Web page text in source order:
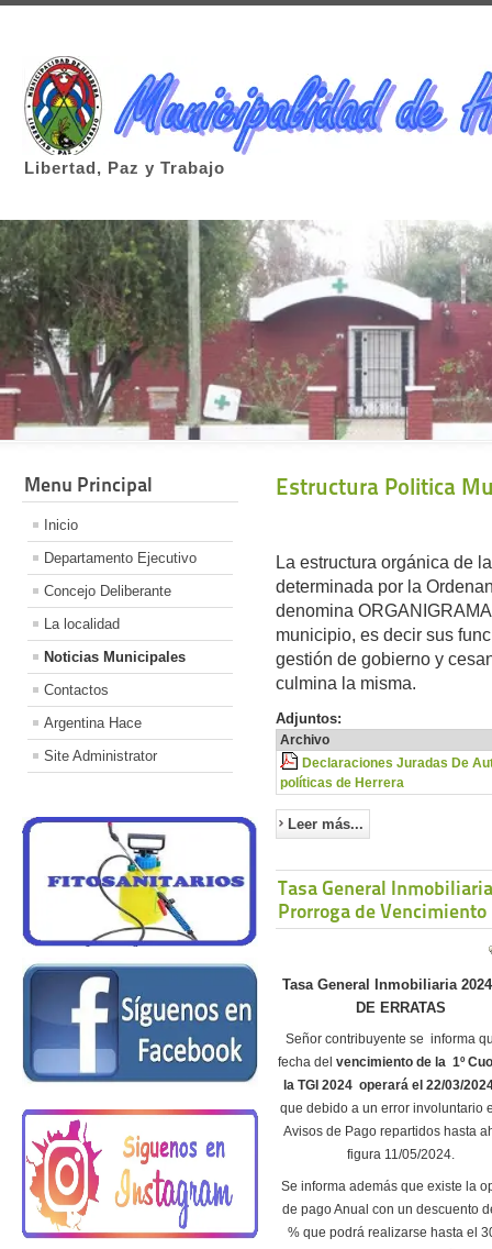
Libertad, Paz y Trabajo
Menu Principal
Inicio
Departamento Ejecutivo
Concejo Deliberante
La localidad
Noticias Municipales
Contactos
Argentina Hace
Site Administrator
Estructura Politica
La estructura orgánica de
determinada por la
denomina
municipio, es decir sus
gestión de gobierno y
culmina la misma.
Adjuntos:
Archivo
Declaraciones Juradas De
políticas de Herrera
Leer más...
Tasa General Inmobiliaria
Prorroga de Vencimiento
Tasa General Inmobiliaria
DE ERRATAS
Señor contribuyente se informa
fecha delvencimiento de la 1º
la TGI 2024 operará el 22/03/
que debido a un error involuntario
Avisos de Pago repartidos hasta
figura 11/05/2024.
Se informa además que existe la
de pago Anual con un descuento
% que podrá realizarse hasta el